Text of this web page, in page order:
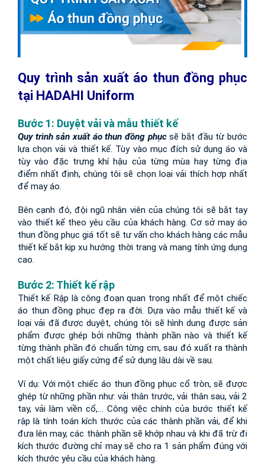
Quy trình sản xuất áo thun đồng phục
tại HADAHI Uniform
Bước 1: Duyệt vải và mẫu thiết kế
Quy trình sản xuất áo thun đồng phục sẽ bắt đầu từ bước
lựa chọn vải và thiết kế. Tùy vào mục đích sử dụng áo và
tùy vào đặc trưng khí hậu của từng mùa hay từng địa
điểm nhất định, chúng tôi sẽ chọn loại vải thích hợp nhất
để may áo.
Bên cạnh đó, đội ngũ nhân viên của chúng tôi sẽ bắt tay
vào thiết kế theo yêu cầu của khách hàng. Cơ sở may áo
thun đồng phục giá tốt sẽ tư vấn cho khách hàng các mẫu
thiết kế bắt kịp xu hướng thời trang và mang tính ứng dụng
cao.
Bước 2: Thiết kế rập
Thiết kế Rập là công đoạn quan trọng nhất để một chiếc
áo thun đồng phục đẹp ra đời. Dựa vào mẫu thiết kế và
loại vải đã được duyệt, chúng tôi sẽ hình dung được sản
phẩm được ghép bởi những thành phần nào và thiết kế
từng thành phần đó chuẩn từng cm, sau đó xuất ra thành
một chất liệu giấy cứng để sử dụng lâu dài về sau.
Ví dụ: Với một chiếc áo thun đồng phục cổ tròn, sẽ được
ghép từ những phần như: vải thân trước, vải thân sau, vải 2
tay, vải làm viền cổ,… Công việc chính của bước thiết kế
rập là tính toán kích thước của các thành phần vải, để khi
đưa lên may, các thành phần sẽ khớp nhau và khi đã trừ đi
kích thước đường chỉ may sẽ cho ra 1 sản phẩm đúng với
kích thước yêu cầu của khách hàng.